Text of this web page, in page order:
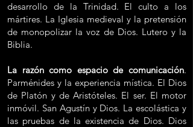
desarrollo de la Trinidad. El culto a los
mártires. La Iglesia medieval y la pretensión
de monopolizar la voz de Dios. Lutero y la
Biblia.
La razón como espacio de comunicación.
Parménides y la experiencia mística. El Dios
de Platón y de Aristóteles. El ser. El motor
inmóvil. San Agustín y Dios. La escolástica y
las pruebas de la existencia de Dios. Dios